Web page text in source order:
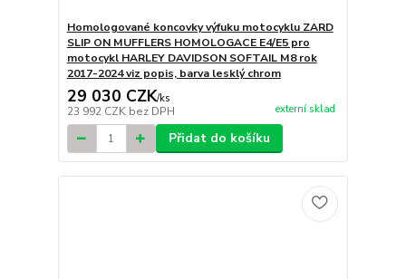
Homologované koncovky výfuku motocyklu ZARD
SLIP ON MUFFLERS HOMOLOGACE E4/E5 pro
motocykl HARLEY DAVIDSON SOFTAIL M8 rok
2017-2024 viz popis, barva lesklý chrom
29 030 CZK/ks
23 992 CZK bez DPH externí sklad
Přidat do košíku